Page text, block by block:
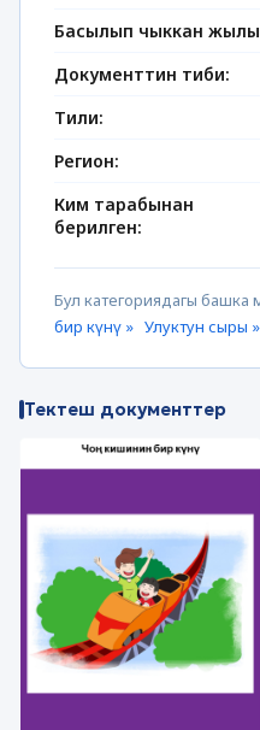
Басылып чыккан
Документтин тиби:
Тили:
Регион:
Ким тарабынан
берилген:
Бул категориядагы башка
бир күнү » Улуктун сыры »
Тектеш документтер